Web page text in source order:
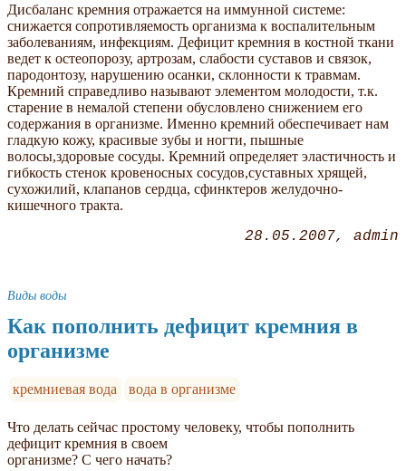
Дисбаланс кремния отражается на иммунной системе:
снижается сопротивляемость организма к воспалительным
заболеваниям, инфекциям. Дефицит кремния в костной ткани
ведет к остеопорозу, артрозам, слабости суставов и связок,
пародонтозу, нарушению осанки, склонности к травмам.
Кремний справедливо называют элементом молодости, т.к.
старение в немалой степени обусловлено снижением его
содержания в организме. Именно кремний обеспечивает нам
гладкую кожу, красивые зубы и ногти, пышные
волосы,здоровые сосуды. Кремний определяет эластичность и
гибкость стенок кровеносных сосудов,суставных хрящей,
сухожилий, клапанов сердца, сфинктеров желудочно-
кишечного тракта.
28.05.2007 admin
Виды воды
Как пополнить дефицит кремния в
организме
кремниевая вода вода в организме
Что делать сейчас простому человеку, чтобы пополнить
дефицит кремния в своем
организме? С чего начать?